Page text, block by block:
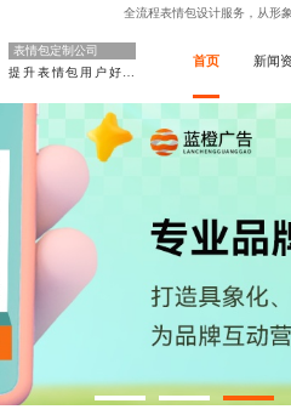
全流程表情包设计服务，从形
表情包定制公司
首页 新闻